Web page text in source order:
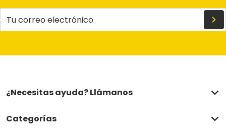
Tu correo electrónico
¿Necesitas ayuda? Llámanos
Categorías